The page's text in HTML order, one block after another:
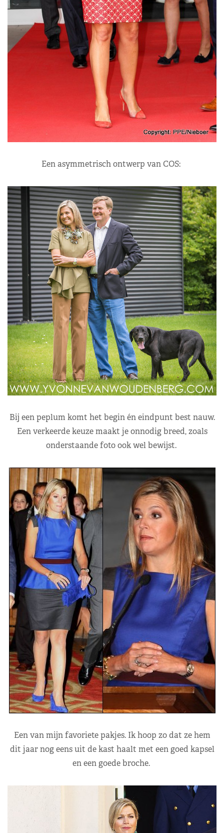
Een asymmetrisch ontwerp van COS:
Bij een peplum komt het begin én eindpunt best nauw.
Een verkeerde keuze maakt je onnodig breed, zoals
onderstaande foto ook wel bewijst.
Een van mijn favoriete pakjes. Ik hoop zo dat ze hem
dit jaar nog eens uit de kast haalt met een goed kapsel
en een goede broche.